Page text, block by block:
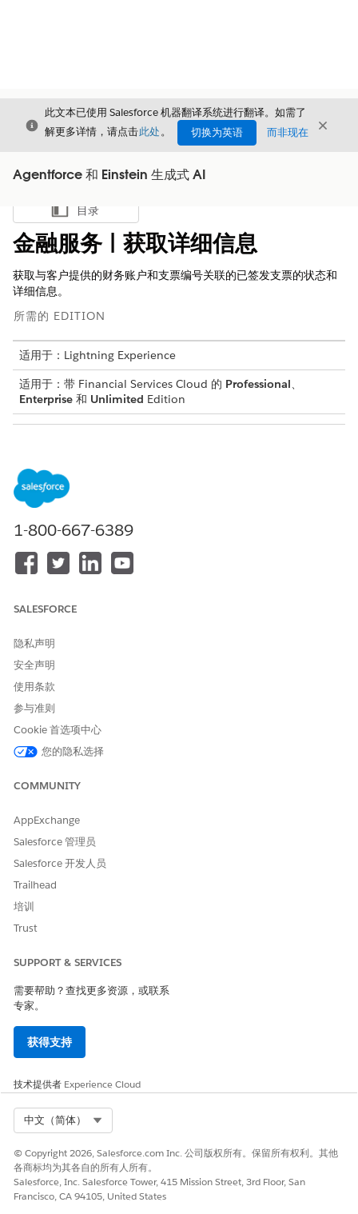
关闭
此文本已使用 Salesforce 机器翻译系统进行翻译。如需了
解更多详情，请点击此处。 切换为英语 而非现在 关闭
Agentforce 和 Einstein 生成式 AI
显示目录
目录
金融服务 | 获取详细信息
获取与客户提供的财务账户和支票编号关联的已签发支票的状态和
详细信息。
所需的 EDITION
适用于：Lightning Experience
适用于：带 Financial Services Cloud 的 Professional、
Enterprise 和 Unlimited Edition
要使用 Financial Services
Cloud：
请参阅标准客服人员操作的
引用操作类型
参考操作
此操作是否执行一个或多个提
示模板？
请与我们共享您的想法，以便我们进行改进！
1-800-667-6389
SALESFORCE
隐私声明
安全声明
使用条款
参与准则
Cookie 首选项中心
您的隐私选择
COMMUNITY
AppExchange
Salesforce 管理员
Salesforce 开发人员
Trailhead
培训
Trust
SUPPORT & SERVICES
需要帮助？查找更多资源，或联系
专家。
获得支持
技术提供者 Experience Cloud
中文（简体）
© Copyright 2026, Salesforce.com Inc. 公司版权所有。保留所有权利。其他
各商标均为其各自的所有人所有。
Salesforce, Inc. Salesforce Tower, 415 Mission Street, 3rd Floor, San
Francisco, CA 94105, United States